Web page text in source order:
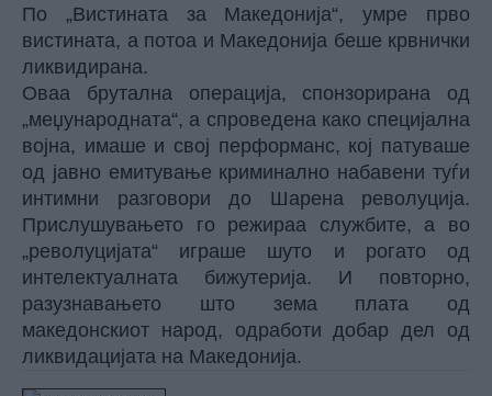
По „Вистината за Македонија“, умре прво
вистината, а потоа и Македонија беше крвнички
ликвидирана.
Оваа брутална операција, спонзорирана од
„меџународната“, а спроведена како специјална
војна, имаше и свој перформанс, кој патуваше
од јавно емитување криминално набавени туѓи
интимни разговори до Шарена револуција.
Прислушувањето го режираа службите, а во
„револуцијата“ играше шуто и рогато од
интелектуалната бижутерија. И повторно,
разузнавањето што зема плата од
македонскиот народ, одработи добар дел од
ликвидацијата на Македонија.